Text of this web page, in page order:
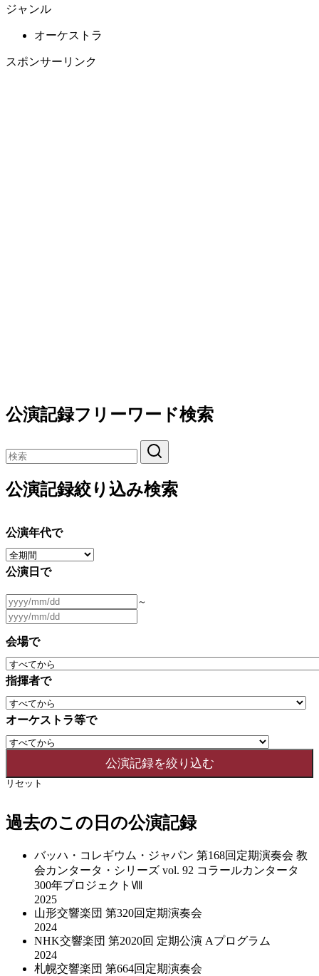
ジャンル
オーケストラ
スポンサーリンク
公演記録フリーワード検索
公演記録絞り込み検索
公演年代で
公演日で
～
会場で
指揮者で
オーケストラ等で
リセット
過去のこの日の公演記録
バッハ・コレギウム・ジャパン 第168回定期演奏会 教
会カンタータ・シリーズ vol. 92 コラールカンタータ
300年プロジェクトⅧ
2025
山形交響楽団 第320回定期演奏会
2024
NHK交響楽団 第2020回 定期公演 Aプログラム
2024
札幌交響楽団 第664回定期演奏会